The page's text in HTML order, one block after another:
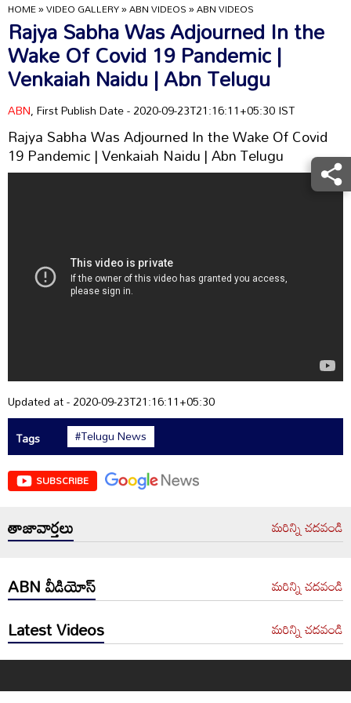
HOME»VIDEO GALLERY»ABN VIDEOS»ABN VIDEOS
Rajya Sabha Was Adjourned In the
Wake Of Covid 19 Pandemic |
Venkaiah Naidu | Abn Telugu
ABN, First Publish Date - 2020-09-23T21:16:11+05:30 IST
Rajya Sabha Was Adjourned In the Wake Of Covid
19 Pandemic | Venkaiah Naidu | Abn Telugu
Updated at - 2020-09-23T21:16:11+05:30
Tags
#Telugu News
SUBSCRIBE
తాజావార్తలు మరిన్ని చదవండి
ABN వీడియోస్ మరిన్ని చదవండి
Latest Videos మరిన్ని చదవండి